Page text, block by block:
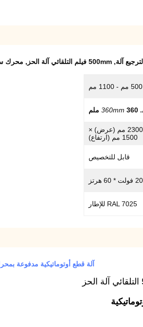
, 500mm فيلم التلقائي آلة الحز , محرك
500 مم - 1100 مم
360mm 360 ملم
2000 مم (طول) × 2300 مم (عرض) ×
1500 مم (ارتفاع)
قابل للتخصيص
RAL 7025 للإطار
آلة قطع أوتوماتيكية مدفوعة بمحرك مؤازر